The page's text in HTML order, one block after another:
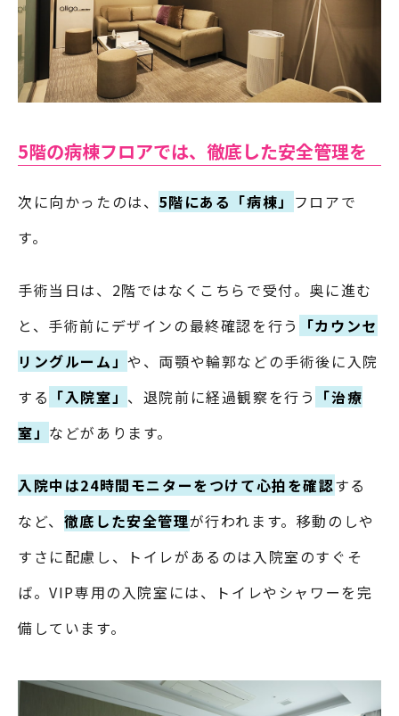
5階の病棟フロアでは、徹底した安全管理を
次に向かったのは、 5階にある「病棟」 フロアで
す。
手術当日は、2階ではなくこちらで受付。奥に進む
と、手術前にデザインの最終確認を行う
「カウンセ
リングルーム」や、両顎や輪郭などの手術後に入院
する 「入院室」 、退院前に経過観察を行う 「治療
室」 などがあります。
入院中は24時間モニターをつけて心拍を確認する
など、 徹底した安全管理が行われます。移動のしや
すさに配慮し、トイレがあるのは入院室のすぐそ
ば。VIP専用の入院室には、トイレやシャワーを完
備しています。